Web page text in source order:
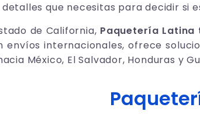
que necesitas para decidir si
de California, Paquetería Latina
envíos internacionales, ofrece
México, El Salvador, Honduras y